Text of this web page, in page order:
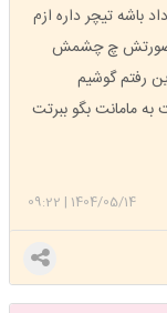
باشه تیچر داره ازم
و صورتش چ چشمش
رفتم گوشیم
مامانت بگو ببرتت
1404/05/14
|
09:22